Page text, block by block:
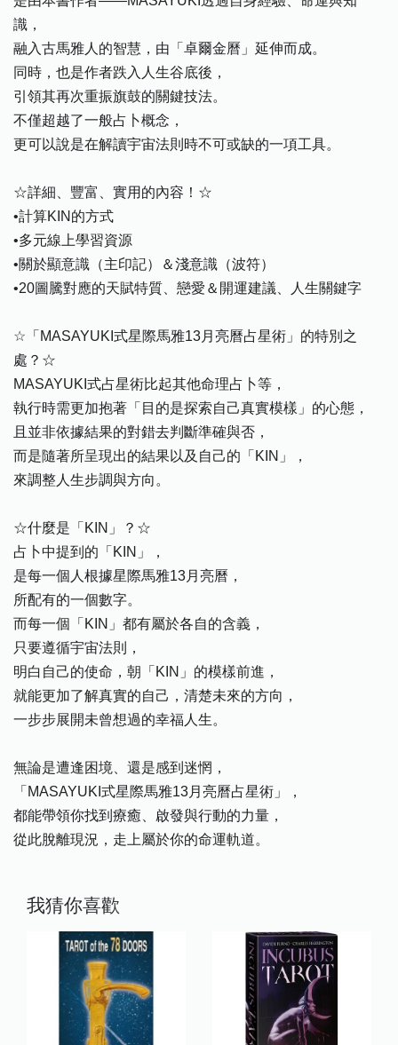
識，
融入古馬雅人的智慧，由「卓爾金曆」延伸而成。
同時，也是作者跌入人生谷底後，
引領其再次重振旗鼓的關鍵技法。
不僅超越了一般占卜概念，
更可以說是在解讀宇宙法則時不可或缺的一項工具。
☆詳細、豐富、實用的內容！☆
•計算KIN的方式
•多元線上學習資源
•關於顯意識（主印記）＆淺意識（波符）
•20圖騰對應的天賦特質、戀愛＆開運建議、人生關鍵字
☆「MASAYUKI式星際馬雅13月亮曆占星術」的特別之
處？☆
MASAYUKI式占星術比起其他命理占卜等，
執行時需更加抱著「目的是探索自己真實模樣」的心態，
且並非依據結果的對錯去判斷準確與否，
而是隨著所呈現出的結果以及自己的「KIN」，
來調整人生步調與方向。
☆什麼是「KIN」？☆
占卜中提到的「KIN」，
是每一個人根據星際馬雅13月亮曆，
所配有的一個數字。
而每一個「KIN」都有屬於各自的含義，
只要遵循宇宙法則，
明白自己的使命，朝「KIN」的模樣前進，
就能更加了解真實的自己，清楚未來的方向，
一步步展開未曾想過的幸福人生。
無論是遭逢困境、還是感到迷惘，
「MASAYUKI式星際馬雅13月亮曆占星術」，
都能帶領你找到療癒、啟發與行動的力量，
從此脫離現況，走上屬於你的命運軌道。
我猜你喜歡